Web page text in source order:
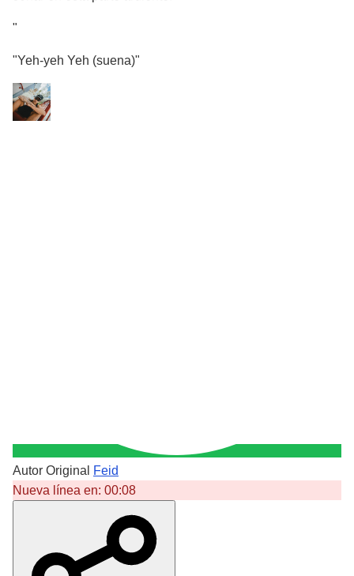
"
"Yeh-yeh Yeh (suena)"
Autor Original
Feid
Nueva línea en: 00:08